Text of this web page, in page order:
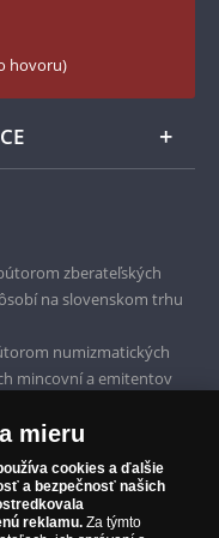
hovoru)
zberateľských
na slovenskom trhu
numizmatických
mincovní a emitentov
mincovňa alebo
zákazníkom a
sú v originálnej a v
Certifikátom
mieru
cookies a ďalšie
a bezpečnosť našich
reklamu. Za týmto